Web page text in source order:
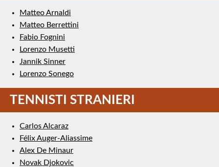
Matteo Arnaldi
Matteo Berrettini
Fabio Fognini
Lorenzo Musetti
Jannik Sinner
Lorenzo Sonego
TENNISTI STRANIERI
Carlos Alcaraz
Félix Auger-Aliassime
Alex De Minaur
Novak Djokovic